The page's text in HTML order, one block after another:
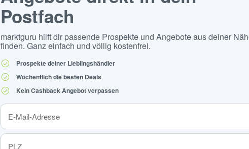
Postfach
marktguru hilft dir passende Prospekte und Angebote aus deiner
finden. Ganz einfach und völlig kostenfrei.
Prospekte deiner Lieblingshändler
Wöchentlich die besten Deals
Kein Cashback Angebot verpassen